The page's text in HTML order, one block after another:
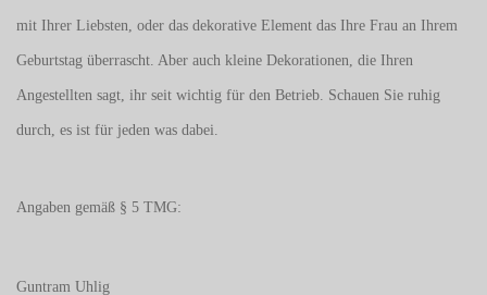
mit Ihrer Liebsten, oder das dekorative Element das Ihre Frau an Ihrem
Geburtstag überrascht. Aber auch kleine Dekorationen, die Ihren
Angestellten sagt, ihr seit wichtig für den Betrieb. Schauen Sie ruhig
durch, es ist für jeden was dabei.
Angaben gemäß § 5 TMG:
Guntram Uhlig